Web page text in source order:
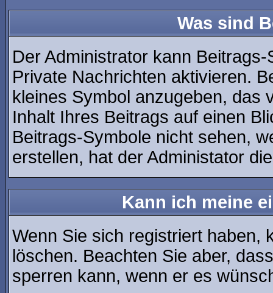
Was sind
Der Administrator kann
Private Nachrichten aktivieren.
kleines Symbol anzugeben, das
Inhalt Ihres Beitrags auf einen
Beitrags-Symbole nicht sehen,
erstellen, hat der Administator
Kann ich meine
Wenn Sie sich registriert haben,
löschen. Beachten Sie aber,
sperren kann, wenn er es